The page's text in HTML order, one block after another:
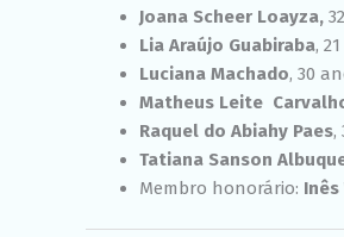
Joana Scheer Loayza,
Lia Araújo Guabiraba,
Luciana Machado, 30
Matheus Leite
Raquel do Abiahy Paes,
Tatiana Sanson
Membro honorário: Inês